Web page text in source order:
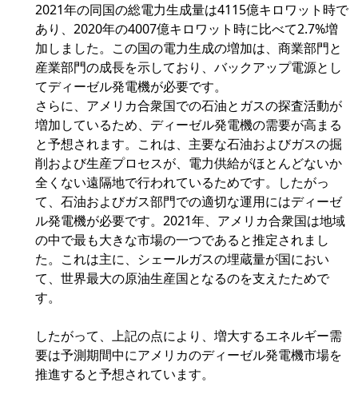
2021年の同国の総電力生成量は4115億キロワット時で
あり、2020年の4007億キロワット時に比べて2.7%増
加しました。この国の電力生成の増加は、商業部門と
産業部門の成長を示しており、バックアップ電源とし
てディーゼル発電機が必要です。
さらに、アメリカ合衆国での石油とガスの探査活動が
増加しているため、ディーゼル発電機の需要が高まる
と予想されます。これは、主要な石油およびガスの掘
削および生産プロセスが、電力供給がほとんどないか
全くない遠隔地で行われているためです。したがっ
て、石油およびガス部門での適切な運用にはディーゼ
ル発電機が必要です。2021年、アメリカ合衆国は地域
の中で最も大きな市場の一つであると推定されまし
た。これは主に、シェールガスの埋蔵量が国におい
て、世界最大の原油生産国となるのを支えたためで
す。
したがって、上記の点により、増大するエネルギー需
要は予測期間中にアメリカのディーゼル発電機市場を
推進すると予想されています。